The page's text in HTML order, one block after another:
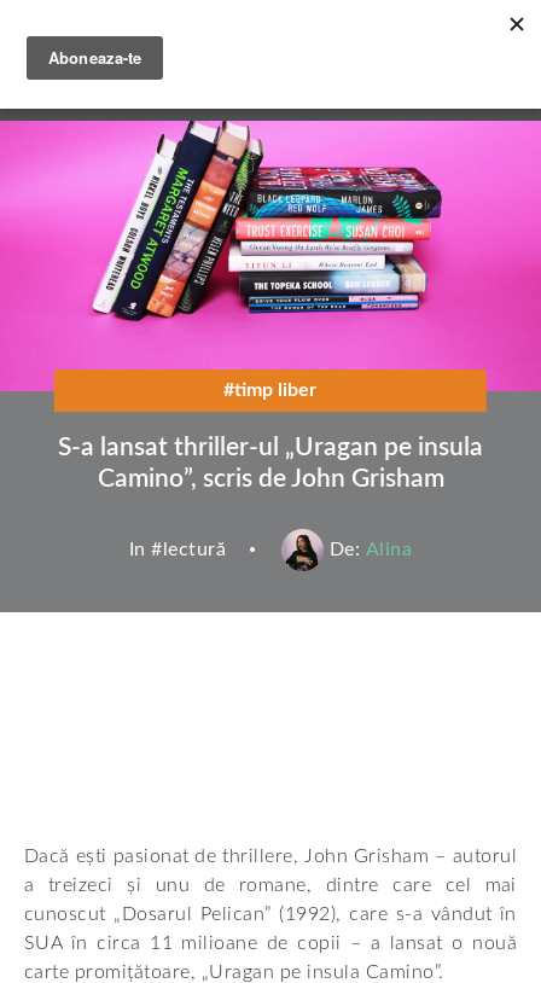
conţinutul
principal
#timp liber
S-a lansat thriller-ul „Uragan pe insula
Camino”, scris de John Grisham
In # lectură De: Alina
Dacă ești pasionat de thrillere, John Grisham – autorul
a treizeci și unu de romane, dintre care cel mai
cunoscut „Dosarul Pelican” (1992), care s-a vândut în
SUA în circa 11 milioane de copii – a lansat o nouă
carte promițătoare, „Uragan pe insula Camino”.